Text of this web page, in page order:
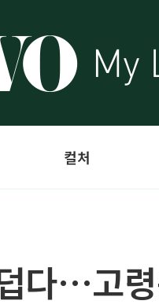
컬처
다…고